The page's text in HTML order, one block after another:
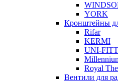
YORK
Кронштейны
Rifar
KERMI
UNI-FITT
Royal
Вентили для